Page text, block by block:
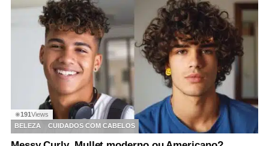
◉191Views
BELEZA
CUIDADOS COM CABELOS